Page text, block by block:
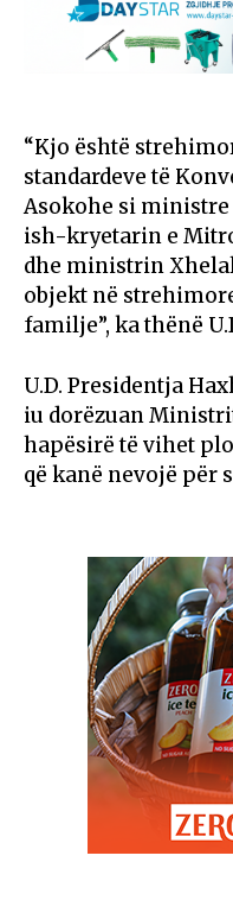
“Kjo është
standardeve të
Asokohe si ministre
ish-kryetarin e
dhe ministrin
objekt në
familje”, ka thënë
U.D. Presidentja
iu dorëzuan
hapësirë të vihet
që kanë nevojë për